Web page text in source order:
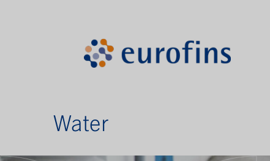
Water